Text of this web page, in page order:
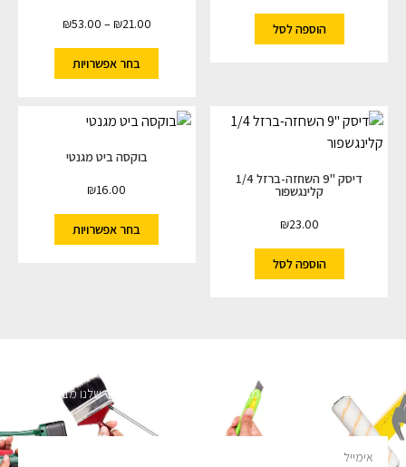
הוספה לסל
₪21.00
–
₪53.00
בחר אפשרויות
דיסק "9 השחזה-ברזל 1/4
קלינגשפור
₪23.00
הוספה לסל
בוקסה ביט מגנטי
₪16.00
בחר אפשרויות
השארו מעודכנים
מעוניינים לקבל עדכונים על מבצעים והנחות הירשמו לניוזלטר שלנו מבטיחים לא